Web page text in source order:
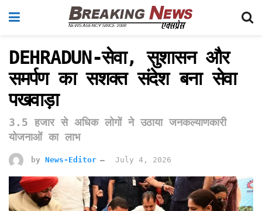
DEHRADUN-सेवा, सुशासन और
समर्पण का सशक्त संदेश बना सेवा
पखवाड़ा
3.5 हजार से अधिक लोगों ने उठाया जनकल्याणकारी
योजनाओं का लाभ
by News-Editor July 4, 2026